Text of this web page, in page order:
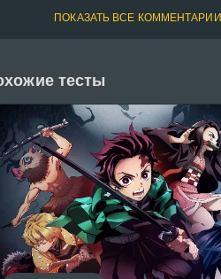
ПОКАЗАТЬ ВСЕ КОММЕНТАРИИ
тесты